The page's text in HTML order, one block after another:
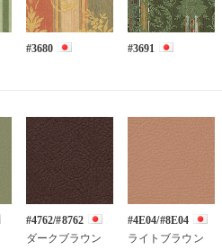
#3680 #3691
#4762/#8762
ダークブラウン
#4E04/#8E04
ライトブラウン